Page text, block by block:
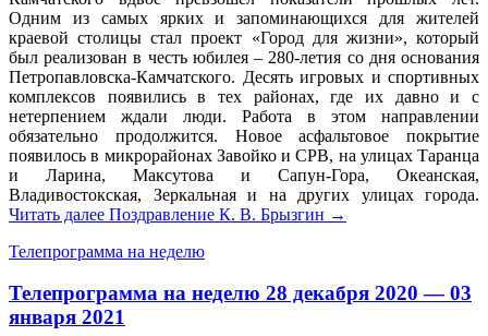
Одним из самых ярких и запоминающихся для жителей
краевой столицы стал проект «Город для жизни», который
был реализован в честь юбилея – 280-летия со дня основания
Петропавловска-Камчатского. Десять игровых и спортивных
комплексов появились в тех районах, где их давно и с
нетерпением ждали люди. Работа в этом направлении
обязательно продолжится. Новое асфальтовое покрытие
появилось в микрорайонах Завойко и СРВ, на улицах Таранца
и Ларина, Максутова и Сапун-Гора, Океанская,
Владивостокская, Зеркальная и на других улицах города.
Читать далее Поздравление К. В. Брызгин →
Телепрограмма на неделю
Телепрограмма на неделю 28 декабря 2020 — 03
января 2021